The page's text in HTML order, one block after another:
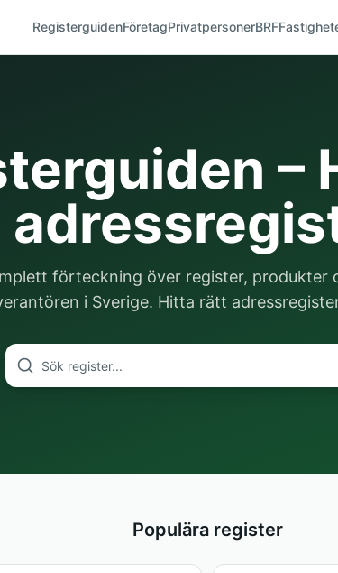
RegisterguidenFöretagPrivatpersonerBRF
–
förteckning över register, produkter
i Sverige. Hitta rätt
Populära register